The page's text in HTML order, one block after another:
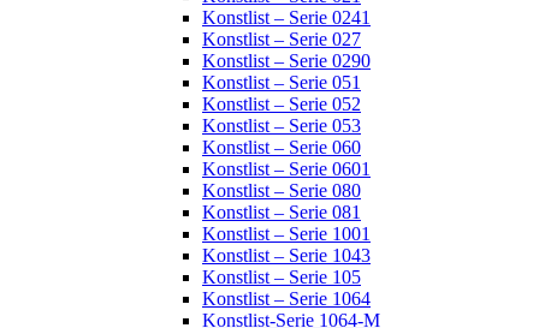
Konstlist – Serie 0241
Konstlist – Serie 027
Konstlist – Serie 0290
Konstlist – Serie 051
Konstlist – Serie 052
Konstlist – Serie 053
Konstlist – Serie 060
Konstlist – Serie 0601
Konstlist – Serie 080
Konstlist – Serie 081
Konstlist – Serie 1001
Konstlist – Serie 1043
Konstlist – Serie 105
Konstlist – Serie 1064
Konstlist-Serie 1064-M